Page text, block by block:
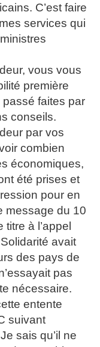
C’est faire
services qui
vous vous
première
faites par
conseils.
par vos
combien
économiques,
été prises et
pour en
message du 10
à l’appel
avait
des pays de
pas
nécessaire.
entente
suivant
sais qu’il ne